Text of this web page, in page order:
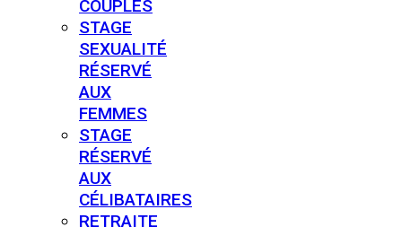
COUPLES
STAGE
SEXUALITÉ
RÉSERVÉ
AUX
FEMMES
STAGE
RÉSERVÉ
AUX
CÉLIBATAIRES
RETRAITE